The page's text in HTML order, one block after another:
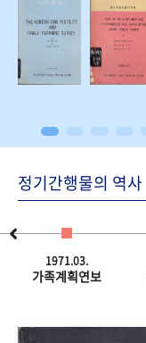
정기간행물의 역사
1971.03.
가족계획연보